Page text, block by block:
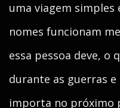
uma viagem simples
nomes funcionam
essa pessoa deve, o
durante as guerras
importa no próximo